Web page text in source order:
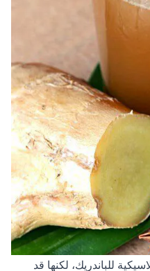
للباندريك، لكنها قد